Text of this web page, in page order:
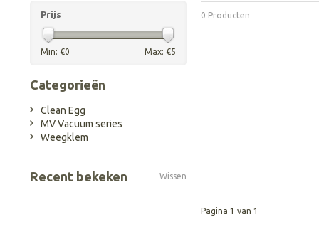
0 Producten
Pagina 1 van 1
Prijs
Min: €0 Max: €5
Categorieën
Clean Egg
MV Vacuum series
Weegklem
Recent bekeken Wissen